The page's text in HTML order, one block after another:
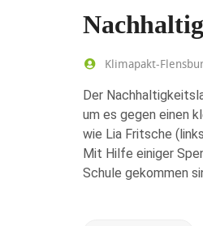
Klimapakt-
Der
um es gegen einen
wie Lia Fritsche
Mit Hilfe einiger
Schule gekommen